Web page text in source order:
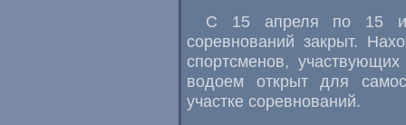
С 15 апреля по 15
соревнований закрыт.
спортсменов,
водоем открыт для
участке соревнований.